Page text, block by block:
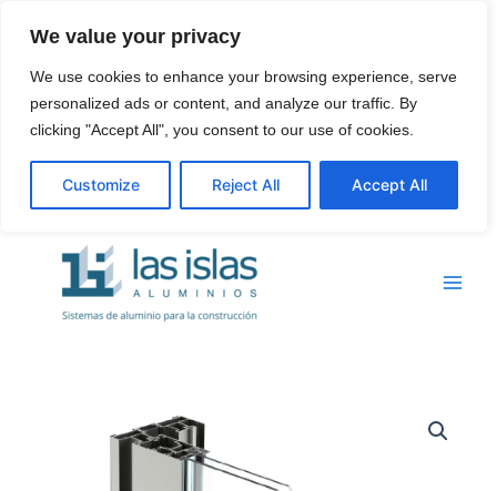
We value your privacy
We use cookies to enhance your browsing experience, serve
personalized ads or content, and analyze our traffic. By
clicking "Accept All", you consent to our use of cookies.
Customize Reject All Accept All